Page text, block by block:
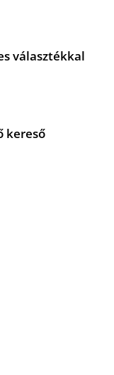
választékkal
kereső